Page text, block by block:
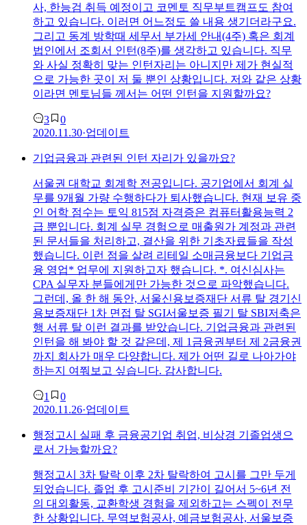
사, 한능검 취득 예정이고 코멘토 직무부트캠프도 참여
하고 있습니다. 이러면 어느정도 쓸 내용 생기더라구요.
그리고 동계 방학때 세무서 부가세 안내(4주) 혹은 회계
법인에서 조회서 인턴(8주)를 생각하고 있습니다. 직무
와 사실 정확히 맞는 인턴자리는 아니지만 제가 현실적
으로 가능한 곳이 저 둘 뿐인 상황입니다. 저와 같은 상황
이라면 멘토님들 께서는 어떤 인턴을 지원할까요?
3
0
2020.11.30·업데이트
기업금융과 관련된 인턴 자리가 있을까요?
서울권 대학교 회계학 전공입니다. 공기업에서 회계 실
무를 9개월 가량 수행하다가 퇴사했습니다. 현재 보유 중
인 어학 점수는 토익 815점 자격증은 컴퓨터활용능력 2
급 뿐입니다. 회계 실무 경험으로 매출원가 계정과 관련
된 문서들을 처리하고, 결산을 위한 기초자료들을 작성
했습니다. 이런 점을 살려 리테일 소매금융보다 기업금
융 영업* 업무에 지원하고자 했습니다. *. 여신심사는
CPA 실무자 분들에게만 가능한 것으로 파악했습니다.
그런데, 올 한 해 동안, 서울신용보증재단 서류 탈 경기신
용보증재단 1차 면접 탈 SGI서울보증 필기 탈 SBI저축은
행 서류 탈 이런 결과를 받았습니다. 기업금융과 관련된
인턴을 해 봐야 할 것 같은데, 제 1금융권부터 제 2금융권
까지 회사가 매우 다양합니다. 제가 어떤 길로 나아가야
하는지 여쭤보고 싶습니다. 감사합니다.
1
0
2020.11.26·업데이트
행정고시 실패 후 금융공기업 취업, 비상경 기졸업생으
로서 가능할까요?
행정고시 3차 탈락 이후 2차 탈락하여 고시를 그만 두게
되었습니다. 졸업 후 고시준비 기간이 길어서 5~6년 전
의 대외활동, 교환학생 경험을 제외하고는 스펙이 전무
한 상황입니다. 무역보험공사, 예금보험공사, 서울보증